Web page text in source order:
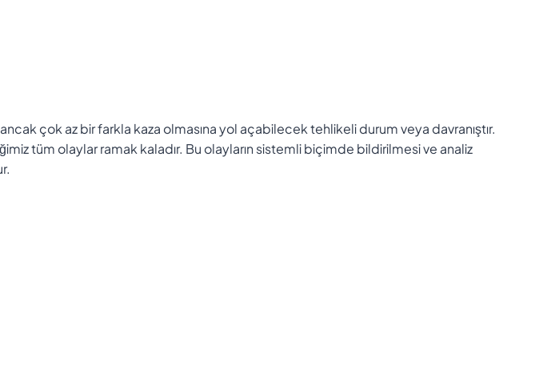
çok az bir farkla kaza olmasına yol açabilecek tehlikeli durum veya davranıştır.
tüm olaylar ramak kaladır. Bu olayların sistemli biçimde bildirilmesi ve analiz